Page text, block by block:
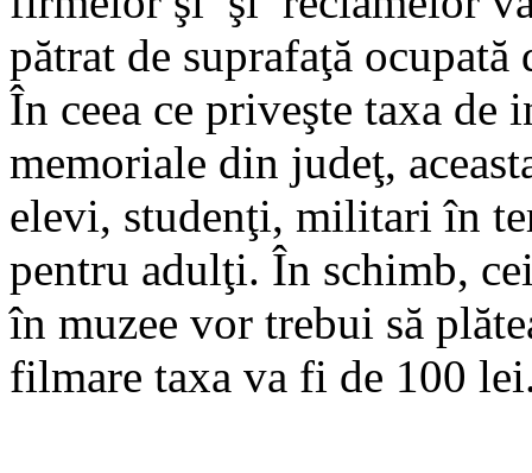
pătrat de suprafaţă ocupată
În ceea ce priveşte taxa de
memoriale din judeţ,
elevi, studenţi, militari în
pentru adulţi. În schimb,
în muzee vor trebui să
filmare taxa va fi de 100